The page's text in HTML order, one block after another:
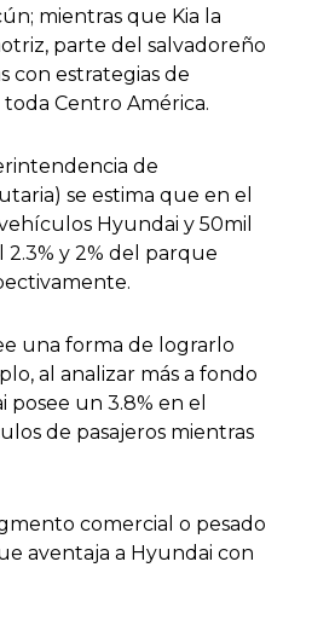
mientras que Kia la
parte del salvadoreño
con estrategias de
Centro América.
de
se estima que en el
Hyundai y 50mil
2.3% y 2% del parque
una forma de lograrlo
al analizar más a fondo
un 3.8% en el
de pasajeros mientras
comercial o pesado
aventaja a Hyundai con